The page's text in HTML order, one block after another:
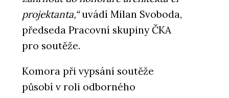
projektanta,“uvádí Milan Svoboda,
předseda Pracovní skupiny ČKA
pro soutěže.
Komora při vypsání soutěže
působí v roli odborného